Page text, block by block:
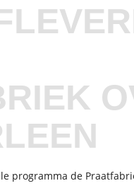
programma de